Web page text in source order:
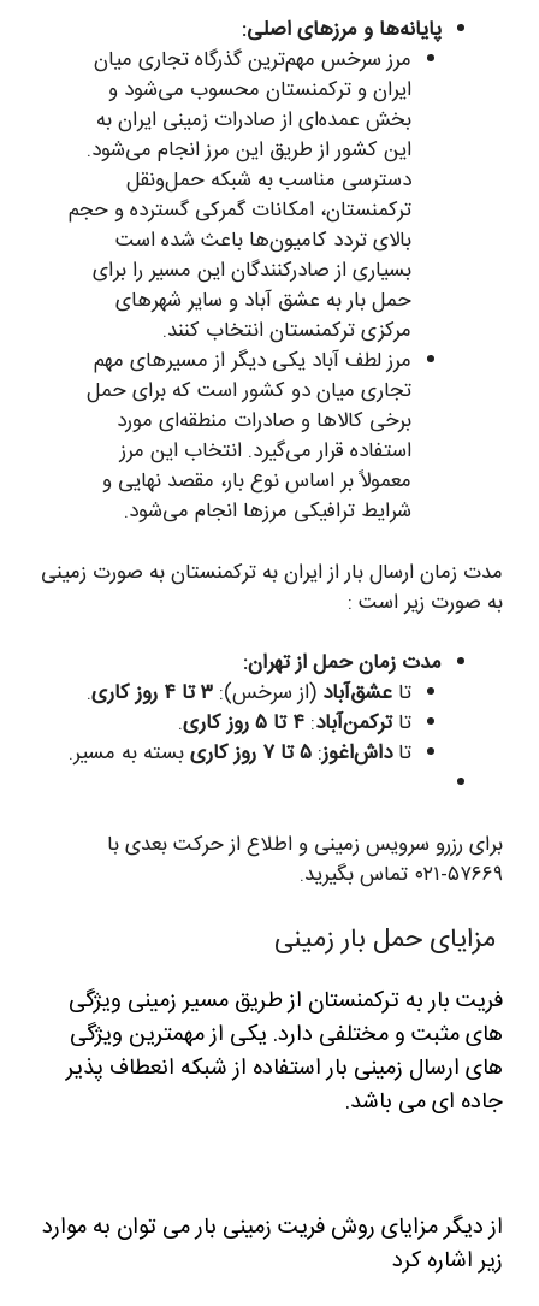
پایانه‌ها و مرزهای اصلی:
مرز سرخس مهم‌ترین گذرگاه تجاری میان
ایران و ترکمنستان محسوب می‌شود و
بخش عمده‌ای از صادرات زمینی ایران به
این کشور از طریق این مرز انجام می‌شود.
دسترسی مناسب به شبکه حمل‌ونقل
ترکمنستان، امکانات گمرکی گسترده و حجم
بالای تردد کامیون‌ها باعث شده است
بسیاری از صادرکنندگان این مسیر را برای
حمل بار به عشق آباد و سایر شهرهای
مرکزی ترکمنستان انتخاب کنند.
مرز لطف آباد یکی دیگر از مسیرهای مهم
تجاری میان دو کشور است که برای حمل
برخی کالاها و صادرات منطقه‌ای مورد
استفاده قرار می‌گیرد. انتخاب این مرز
معمولاً بر اساس نوع بار، مقصد نهایی و
شرایط ترافیکی مرزها انجام می‌شود.
مدت زمان ارسال بار از ایران به ترکمنستان به صورت زمینی
به صورت زیر است :
مدت زمان حمل از تهران:
تاعشق‌آباد (از سرخس):۳ تا ۴ روز کاری
.
تاترکمن‌آباد:۴ تا ۵ روز کاری
.
تاداش‌اغوز:۵ تا ۷ روز کاری بسته به مسیر.
برای رزرو سرویس زمینی و اطلاع از حرکت بعدی با
۵۷۶۶۹-۰۲۱ تماس بگیرید.
مزایای حمل بار زمینی
فریت بار به ترکمنستان از طریق مسیر زمینی ویژگی
های مثبت و مختلفی دارد. یکی از مهمترین ویژگی
های ارسال زمینی بار استفاده از شبکه انعطاف پذیر
جاده ای می باشد.
از دیگر مزایای روش فریت زمینی بار می توان به موارد
زیر اشاره کرد